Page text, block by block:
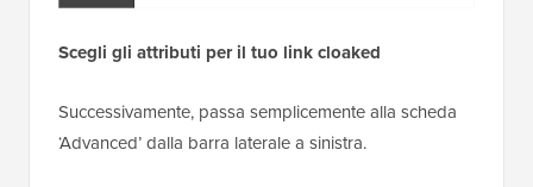
Scegli gli attributi per il tuo link cloaked
Successivamente, passa semplicemente alla scheda
‘Advanced’ dalla barra laterale a sinistra.